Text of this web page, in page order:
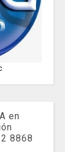
en
8868